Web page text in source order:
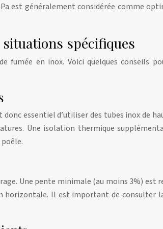
est généralement considérée comme
spécifiques
en inox. Voici quelques conseils
essentiel d’utiliser des tubes inox de
Une isolation thermique
Une pente minimale (au moins 3%) est
Il est important de consulter